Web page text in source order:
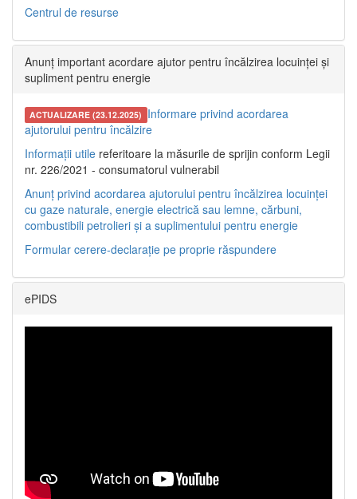
Centrul de resurse
Anunț important acordare ajutor pentru încălzirea locuinței și
supliment pentru energie
ACTUALIZARE (23.12.2025) Informare privind acordarea
ajutorului pentru încălzire
Informații utile referitoare la măsurile de sprijin conform Legii
nr. 226/2021 - consumatorul vulnerabil
Anunț privind acordarea ajutorului pentru încălzirea locuinței
cu gaze naturale, energie electrică sau lemne, cărbuni,
combustibili petrolieri și a suplimentului pentru energie
Formular cerere-declarație pe proprie răspundere
ePIDS